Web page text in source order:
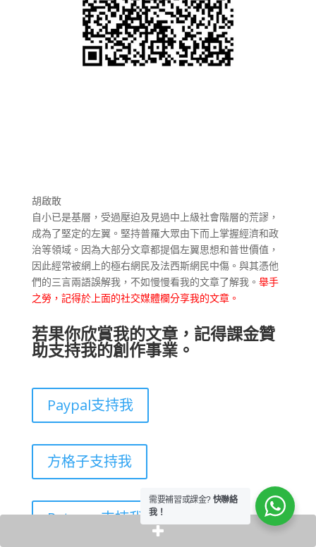
胡啟敢
自小已是基層，受過壓迫及見過中上級社會階層的荒謬，
成為了堅定的左翼。堅持普羅大眾由下而上掌握經濟和政
治等領域。因為大部分文章都提倡左翼思想和普世價值，
因此經常被網上的極右網民及法西斯網民中傷。與其憑他
們的三言兩語誤解我，不如慢慢看我的文章了解我。 舉手
之勞，記得於上面的社交媒體欄分享我的文章。
若果你欣賞我的文章，記得課金贊
助支持我的創作事業。
Paypal支持我
方格子支持我
Patreon支持我
需要補習或課金? 快聯絡
我！